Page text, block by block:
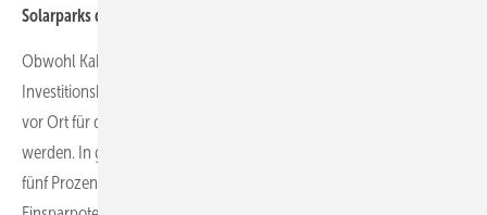
Solarparks durch optimierte Verkabelung sinken?
Obwohl Kabelmaterialien meist nur rund ein Prozent an den
Investitionskosten ausmachen, steigt ihr Einfluss, wenn die Kosten
vor Ort für die Konfektionierung und Installation berücksichtigt
werden. In großen Solarkraftwerken kann die Verkabelung bis zu
fünf Prozent der Baukosten ausmachen. Das bietet erhebliches